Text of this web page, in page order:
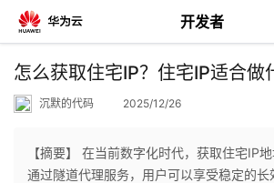
开发者
返
怎么获取住宅IP？住宅IP适合做
沉默的代码 2025/12/26
【摘要】 在当前数字化时代，获取住宅IP地
通过隧道代理服务，用户可以享受稳定的